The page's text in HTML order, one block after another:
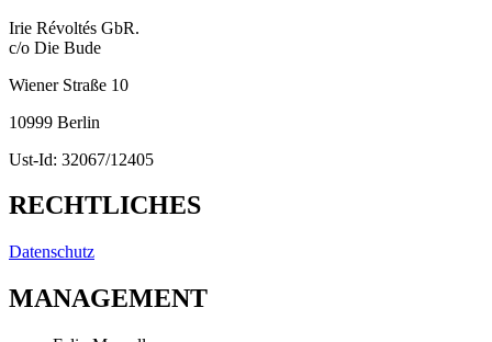
Irie Révoltés GbR.
c/o Die Bude
Wiener Straße 10
10999 Berlin
Ust-Id: 32067/12405
RECHTLICHES
Datenschutz
MANAGEMENT